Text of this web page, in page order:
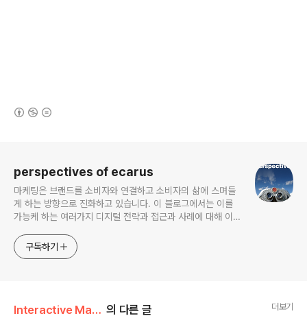
perspectives of ecarus
마케팅은 브랜드를 소비자와 연결하고 소비자의 삶에 스며들
게 하는 방향으로 진화하고 있습니다. 이 블로그에서는 이를
가능케 하는 여러가지 디지털 전략과 접근과 사례에 대해 이야
구독하기
Interactive Marketing/Direction 의 다른 글 더보기